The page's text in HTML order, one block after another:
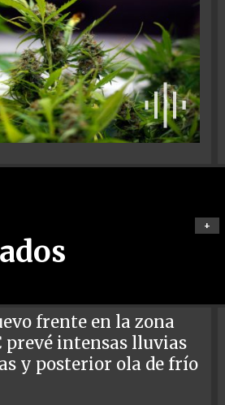
+
frente en la zona
prevé intensas lluvias
y posterior ola de frío